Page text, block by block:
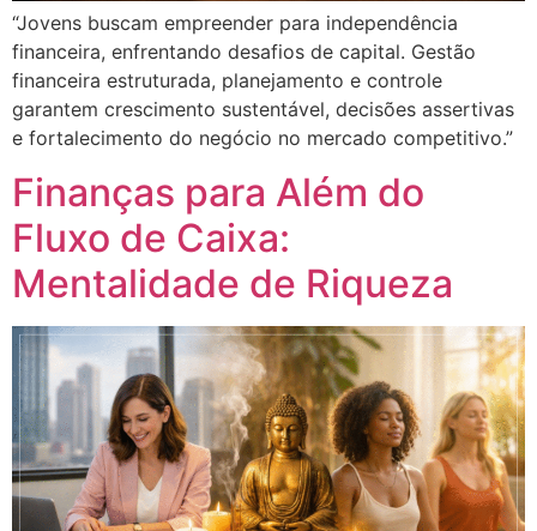
“Jovens buscam empreender para independência
financeira, enfrentando desafios de capital. Gestão
financeira estruturada, planejamento e controle
garantem crescimento sustentável, decisões assertivas
e fortalecimento do negócio no mercado competitivo.”
Finanças para Além do
Fluxo de Caixa:
Mentalidade de Riqueza